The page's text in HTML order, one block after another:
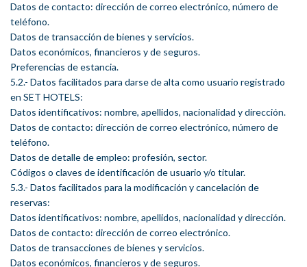
Datos de contacto: dirección de correo electrónico, número de
teléfono.
Datos de transacción de bienes y servicios.
Datos económicos, financieros y de seguros.
Preferencias de estancia.
5.2.- Datos facilitados para darse de alta como usuario registrado
en SET HOTELS:
Datos identificativos: nombre, apellidos, nacionalidad y dirección.
Datos de contacto: dirección de correo electrónico, número de
teléfono.
Datos de detalle de empleo: profesión, sector.
Códigos o claves de identificación de usuario y/o titular.
5.3.- Datos facilitados para la modificación y cancelación de
reservas:
Datos identificativos: nombre, apellidos, nacionalidad y dirección.
Datos de contacto: dirección de correo electrónico.
Datos de transacciones de bienes y servicios.
Datos económicos, financieros y de seguros.